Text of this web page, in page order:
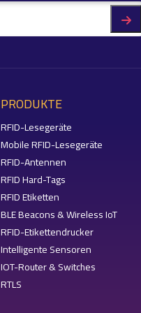
PRODUKTE
RFID-Lesegeräte
Mobile RFID-Lesegeräte
RFID-Antennen
RFID Hard-Tags
RFID Etiketten
BLE Beacons & Wireless IoT
RFID-Etikettendrucker
Intelligente Sensoren
IOT-Router & Switches
RTLS